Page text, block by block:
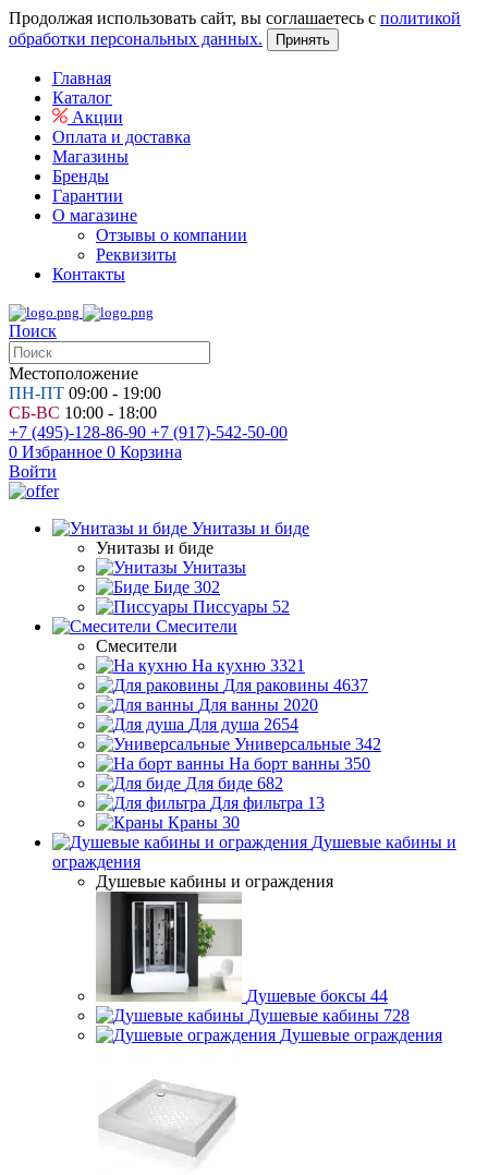
Продолжая использовать сайт, вы соглашаетесь с политикой
обработки персональных данных.
Принять
Главная
Каталог
Акции
Оплата и доставка
Магазины
Бренды
Гарантии
О магазине
Отзывы о компании
Реквизиты
Контакты
Поиск
Местоположение
ПН-ПТ 09:00 - 19:00
СБ-ВС 10:00 - 18:00
+7 (495)-128-86-90 +7 (917)-542-50-00
0 Избранное 0 Корзина
Войти
Унитазы и биде
Унитазы и биде
Унитазы
Биде 302
Писсуары 52
Смесители
Смесители
На кухню 3321
Для раковины 4637
Для ванны 2020
Для душа 2654
Универсальные 342
На борт ванны 350
Для биде 682
Для фильтра 13
Краны 30
Душевые кабины и
ограждения
Душевые кабины и ограждения
Душевые боксы 44
Душевые кабины 728
Душевые ограждения